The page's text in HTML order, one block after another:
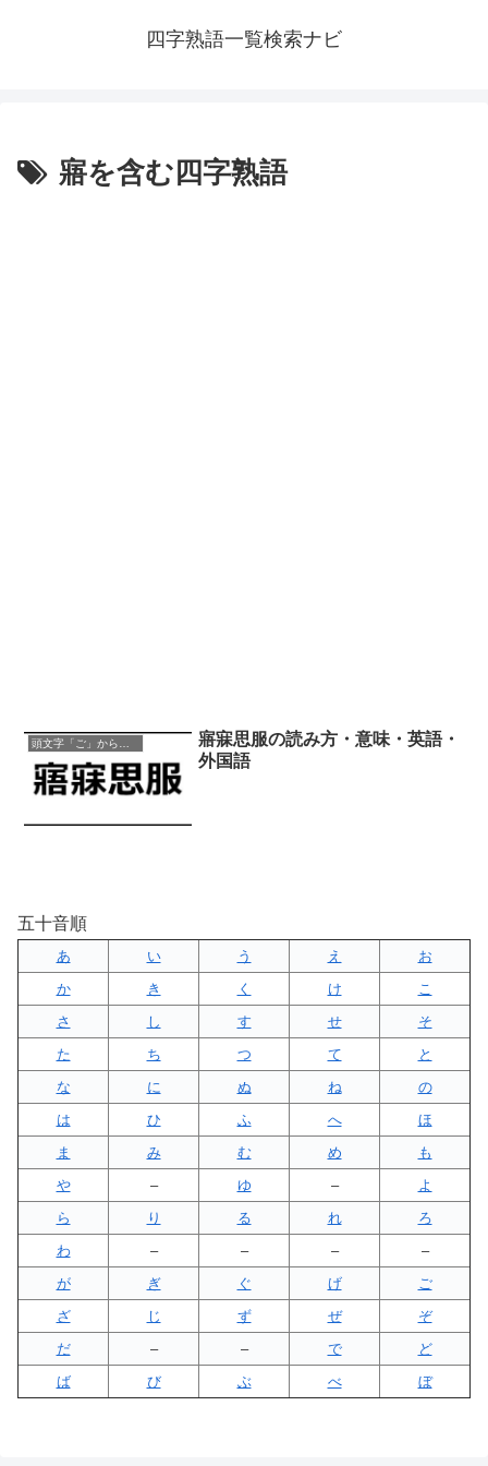
四字熟語一覧検索ナビ
寤を含む四字熟語
寤寐思服の読み方・意味・英語・
外国語
五十音順
あ い う え
お
か
き く け
こ
さ
し す せ
そ
た
ち つ て
と
な
に ぬ ね
の
は
ひ ふ へ
ほ
ま
み む め
も
や
– ゆ –
よ
ら
り る れ
ろ
わ
– – –
–
が
ぎ ぐ げ
ご
ざ
じ ず ぜ
ぞ
だ
– – で
ど
ば
び ぶ べ ぼ